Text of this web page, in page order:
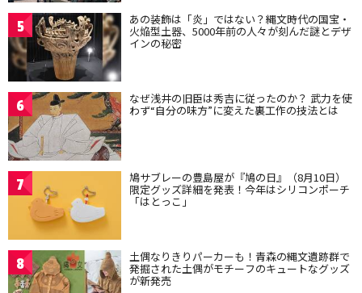
5 あの装飾は「炎」ではない？縄文時代の国宝・
火焔型土器、5000年前の人々が刻んだ謎とデザ
インの秘密
6 なぜ浅井の旧臣は秀吉に従ったのか？ 武力を使
わず“自分の味方”に変えた裏工作の技法とは
7 鳩サブレーの豊島屋が『鳩の日』（8月10日）
限定グッズ詳細を発表！今年はシリコンポーチ
「はとっこ」
8 土偶なりきりパーカーも！青森の縄文遺跡群で
発掘された土偶がモチーフのキュートなグッズ
が新発売